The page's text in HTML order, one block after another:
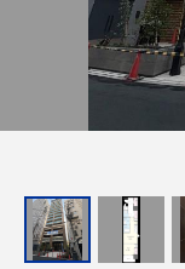
お友達紹介特典
プライバシー
ポリシー